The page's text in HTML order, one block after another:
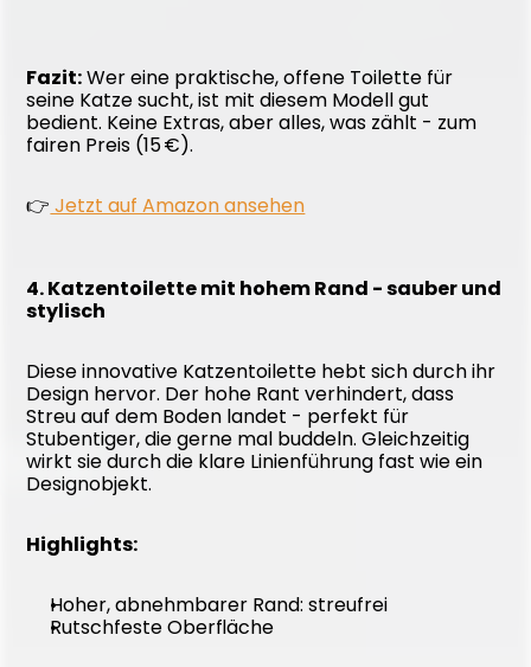
Fazit: Wer eine praktische, offene Toilette für
seine Katze sucht, ist mit diesem Modell gut
bedient. Keine Extras, aber alles, was zählt - zum
fairen Preis (15 €).
👉 Jetzt auf Amazon ansehen
4. Katzentoilette mit hohem Rand - sauber und
stylisch
Diese innovative Katzentoilette hebt sich durch ihr
Design hervor. Der hohe Rant verhindert, dass
Streu auf dem Boden landet - perfekt für
Stubentiger, die gerne mal buddeln. Gleichzeitig
wirkt sie durch die klare Linienführung fast wie ein
Designobjekt.
Highlights:
Hoher, abnehmbarer Rand: streufrei
Rutschfeste Oberfläche